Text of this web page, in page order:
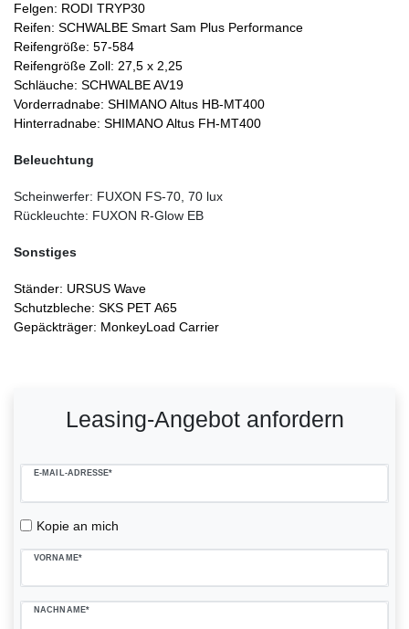
Felgen: RODI TRYP30
Reifen: SCHWALBE Smart Sam Plus Performance
Reifengröße: 57-584
Reifengröße Zoll: 27,5 x 2,25
Schläuche: SCHWALBE AV19
Vorderradnabe: SHIMANO Altus HB-MT400
Hinterradnabe: SHIMANO Altus FH-MT400
Beleuchtung
Scheinwerfer: FUXON FS-70, 70 lux
Rückleuchte: FUXON R-Glow EB
Sonstiges
Ständer: URSUS Wave
Schutzbleche: SKS PET A65
Gepäckträger: MonkeyLoad Carrier
Leasing-Angebot anfordern
E-MAIL-ADRESSE*
Kopie an mich
VORNAME*
NACHNAME*